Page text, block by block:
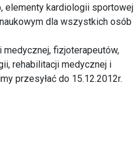
elementy kardiologii sportowej
dla wszystkich osób
fizjoterapeutów,
rehabilitacji medycznej i
przesyłać do 15.12.2012r.